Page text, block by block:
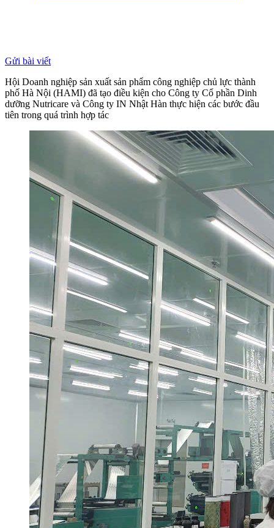
Gửi bài viết
Hội Doanh nghiệp sản xuất sản phẩm công nghiệp chủ lực thành
phố Hà Nội (HAMI) đã tạo điều kiện cho Công ty Cổ phần Dinh
dưỡng Nutricare và Công ty IN Nhật Hàn thực hiện các bước đầu
tiên trong quá trình hợp tác